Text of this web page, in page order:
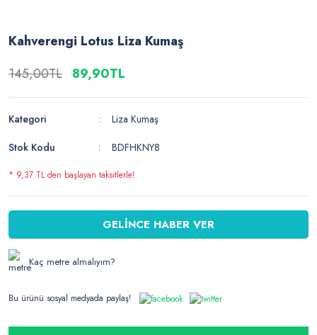
Kahverengi Lotus Liza Kumaş
145,00TL 89,90TL
Kategori
Liza Kumaş
Stok Kodu
BDFHKNY8
* 9,37 TL den başlayan taksitlerle!
GELİNCE HABER VER
Kaç metre almalıyım?
Bu ürünü sosyal medyada paylaş!